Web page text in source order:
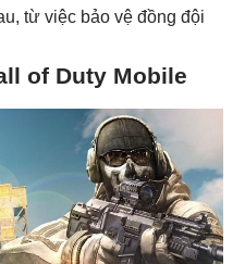
từ việc bảo vệ đồng đội
of Duty Mobile